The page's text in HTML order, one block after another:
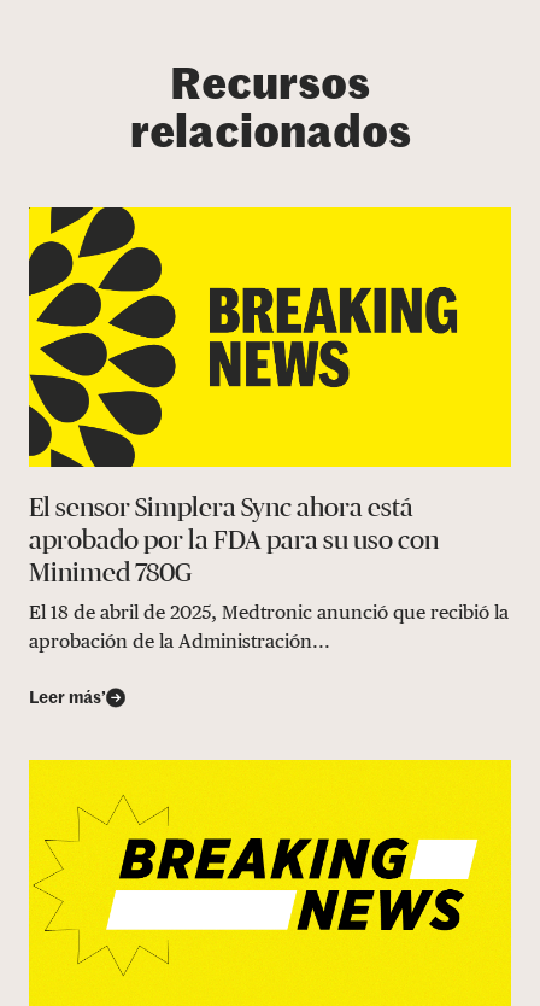
Recursos
relacionados
El sensor Simplera Sync ahora está
aprobado por la FDA para su uso con
Minimed 780G
El 18 de abril de 2025, Medtronic anunció que recibió la
aprobación de la Administración...
Leer más’